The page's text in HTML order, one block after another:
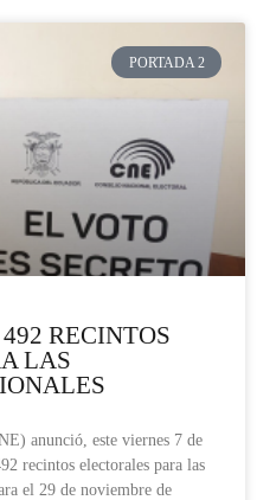
PORTADA 2
RECINTOS
LAS
anunció, este viernes 7 de
recintos electorales para las
el 29 de noviembre de